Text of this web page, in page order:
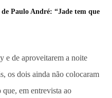
Paulo André: “Jade tem que
e de aproveitarem a noite
os dois ainda não colocaram
em entrevista ao